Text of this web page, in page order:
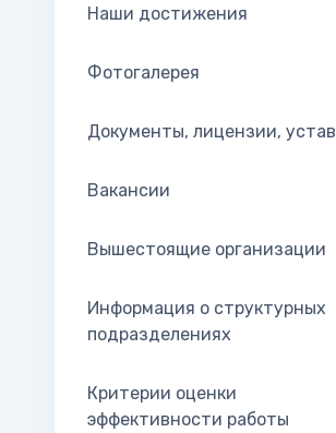
Наши достижения
Фотогалерея
Документы, лицензии, устав
Вакансии
Вышестоящие организации
Информация о структурных
подразделениях
Критерии оценки
эффективности работы